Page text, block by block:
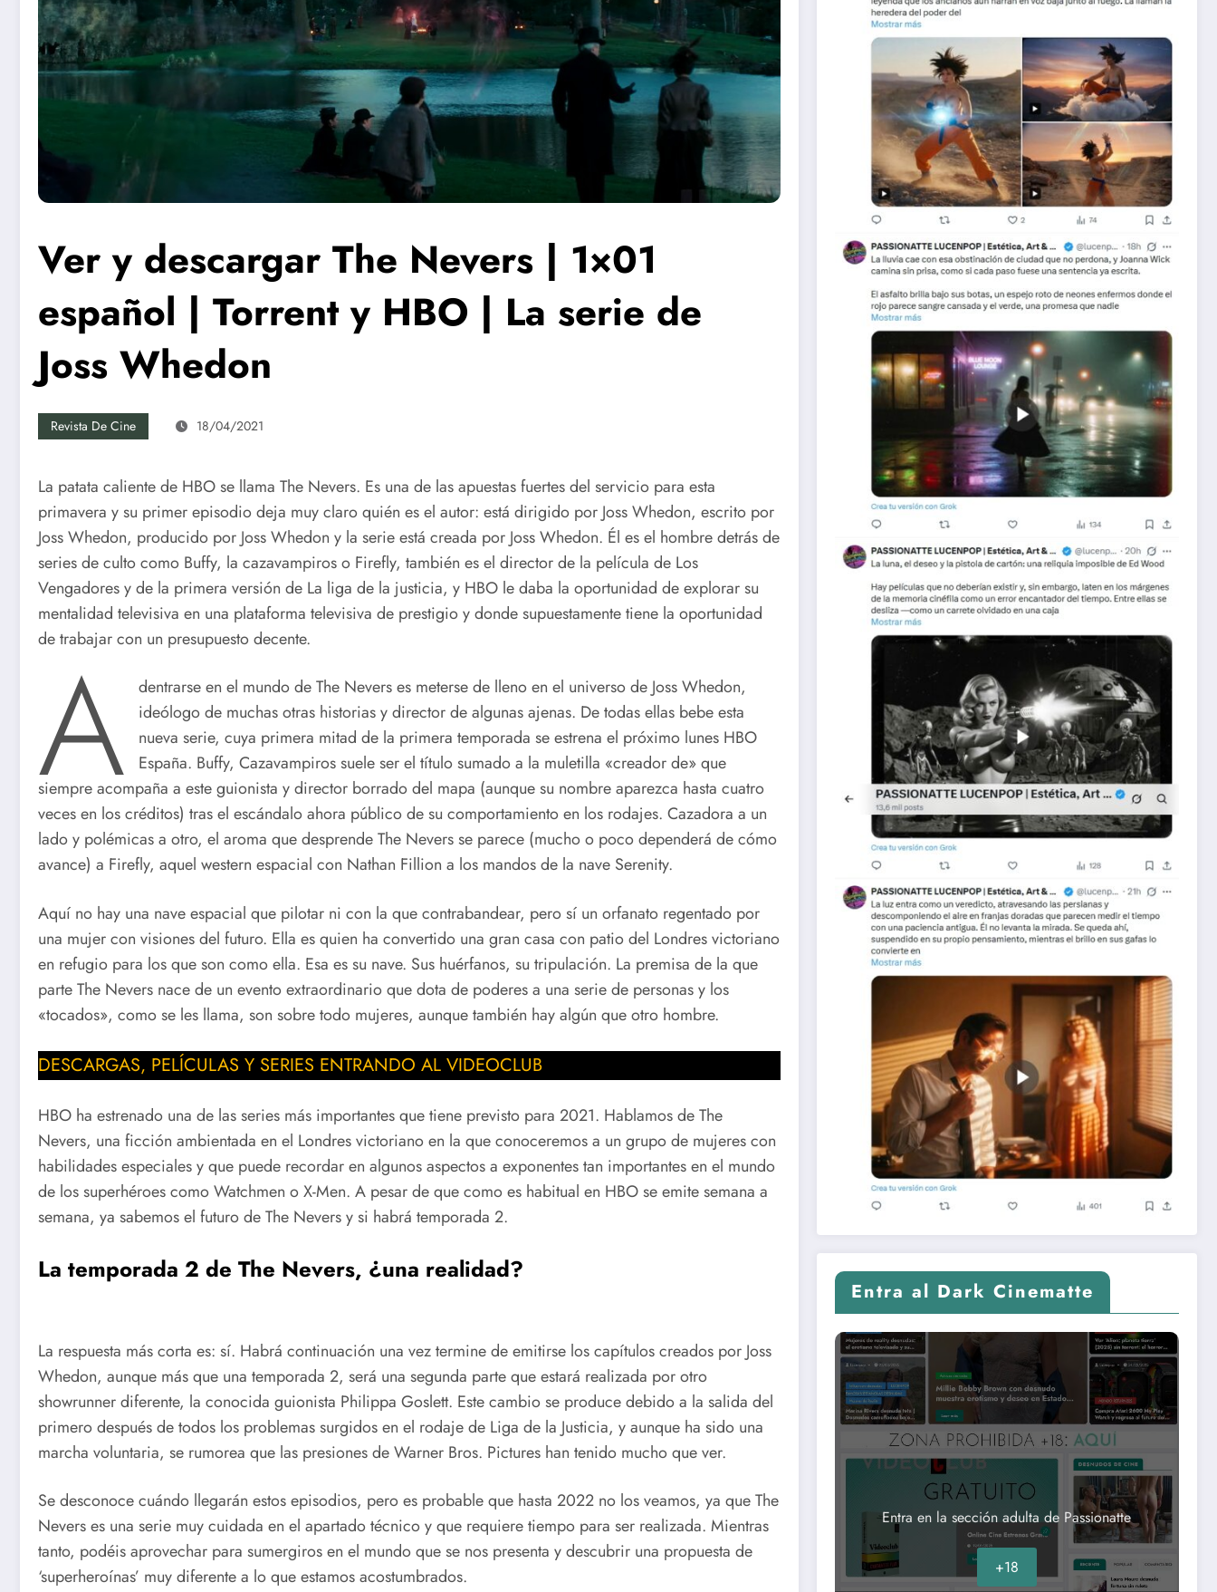
Ver y descargar The Nevers | 1×01
español | Torrent y HBO | La serie de
Joss Whedon
Revista De Cine 18/04/2021
La patata caliente de HBO se llama The Nevers. Es una de las apuestas fuertes del servicio para esta
primavera y su primer episodio deja muy claro quién es el autor: está dirigido por Joss Whedon, escrito por
Joss Whedon, producido por Joss Whedon y la serie está creada por Joss Whedon. Él es el hombre detrás de
series de culto como Buffy, la cazavampiros o Firefly, también es el director de la película de Los
Vengadores y de la primera versión de La liga de la justicia, y HBO le daba la oportunidad de explorar su
mentalidad televisiva en una plataforma televisiva de prestigio y donde supuestamente tiene la oportunidad
de trabajar con un presupuesto decente.
A dentrarse en el mundo de The Nevers es meterse de lleno en el universo de Joss Whedon,
ideólogo de muchas otras historias y director de algunas ajenas. De todas ellas bebe esta
nueva serie, cuya primera mitad de la primera temporada se estrena el próximo lunes HBO
España. Buffy, Cazavampiros suele ser el título sumado a la muletilla «creador de» que
siempre acompaña a este guionista y director borrado del mapa (aunque su nombre aparezca hasta cuatro
veces en los créditos) tras el escándalo ahora público de su comportamiento en los rodajes. Cazadora a un
lado y polémicas a otro, el aroma que desprende The Nevers se parece (mucho o poco dependerá de cómo
avance) a Firefly, aquel western espacial con Nathan Fillion a los mandos de la nave Serenity.
Aquí no hay una nave espacial que pilotar ni con la que contrabandear, pero sí un orfanato regentado por
una mujer con visiones del futuro. Ella es quien ha convertido una gran casa con patio del Londres victoriano
en refugio para los que son como ella. Esa es su nave. Sus huérfanos, su tripulación. La premisa de la que
parte The Nevers nace de un evento extraordinario que dota de poderes a una serie de personas y los
«tocados», como se les llama, son sobre todo mujeres, aunque también hay algún que otro hombre.
DESCARGAS, PELÍCULAS Y SERIES ENTRANDO AL VIDEOCLUB
HBO ha estrenado una de las series más importantes que tiene previsto para 2021. Hablamos de The
Nevers, una ficción ambientada en el Londres victoriano en la que conoceremos a un grupo de mujeres con
habilidades especiales y que puede recordar en algunos aspectos a exponentes tan importantes en el mundo
de los superhéroes como Watchmen o X-Men. A pesar de que como es habitual en HBO se emite semana a
semana, ya sabemos el futuro de The Nevers y si habrá temporada 2.
La temporada 2 de The Nevers, ¿una realidad?
La respuesta más corta es: sí. Habrá continuación una vez termine de emitirse los capítulos creados por Joss
Whedon, aunque más que una temporada 2, será una segunda parte que estará realizada por otro
showrunner diferente, la conocida guionista Philippa Goslett. Este cambio se produce debido a la salida del
primero después de todos los problemas surgidos en el rodaje de Liga de la Justicia, y aunque ha sido una
marcha voluntaria, se rumorea que las presiones de Warner Bros. Pictures han tenido mucho que ver.
Se desconoce cuándo llegarán estos episodios, pero es probable que hasta 2022 no los veamos, ya que The
Nevers es una serie muy cuidada en el apartado técnico y que requiere tiempo para ser realizada. Mientras
tanto, podéis aprovechar para sumergiros en el mundo que se nos presenta y descubrir una propuesta de
‘superheroínas’ muy diferente a lo que estamos acostumbrados.
Entra al Dark Cinematte
Entra en la sección adulta de Passionatte
+18